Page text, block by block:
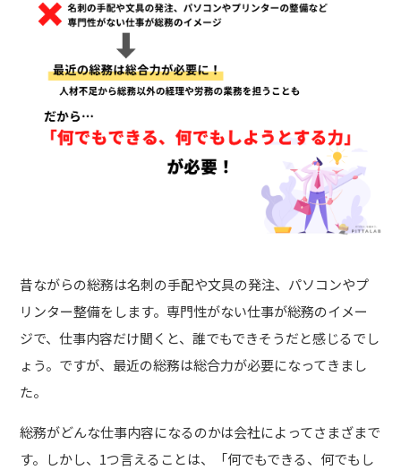
昔ながらの総務は名刺の手配や文具の発注、パソコンやプ
リンター整備をします。専門性がない仕事が総務のイメー
ジで、仕事内容だけ聞くと、誰でもできそうだと感じるでし
ょう。ですが、最近の総務は総合力が必要になってきまし
た。
総務がどんな仕事内容になるのかは会社によってさまざまで
す。しかし、1つ言えることは、「何でもできる、何でもし